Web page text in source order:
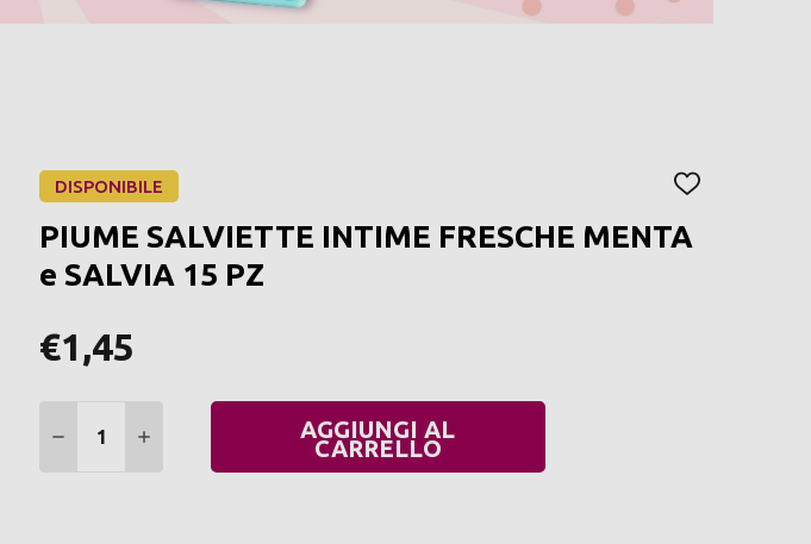
DISPONIBILE
AGGIUNGI
LISTA
DEI
PIUME SALVIETTE INTIME FRESCHE MENTA
e SALVIA 15 PZ
€1,45
DIMINUIRE QUANTITÀ:
AUMENTARE QUANTITÀ:AGGIUNGI AL
CARRELLO